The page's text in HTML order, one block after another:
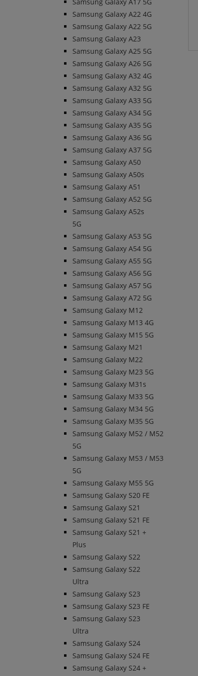
Samsung Galaxy A22 4G
Samsung Galaxy A22 5G
Samsung Galaxy A23
Samsung Galaxy A25 5G
Samsung Galaxy A26 5G
Samsung Galaxy A32 4G
Samsung Galaxy A32 5G
Samsung Galaxy A33 5G
Samsung Galaxy A34 5G
Samsung Galaxy A35 5G
Samsung Galaxy A36 5G
Samsung Galaxy A37 5G
Samsung Galaxy A50
Samsung Galaxy A50s
Samsung Galaxy A51
Samsung Galaxy A52 5G
Samsung Galaxy A52s
5G
Samsung Galaxy A53 5G
Samsung Galaxy A54 5G
Samsung Galaxy A55 5G
Samsung Galaxy A56 5G
Samsung Galaxy A57 5G
Samsung Galaxy A72 5G
Samsung Galaxy M12
Samsung Galaxy M13 4G
Samsung Galaxy M15 5G
Samsung Galaxy M21
Samsung Galaxy M22
Samsung Galaxy M23 5G
Samsung Galaxy M31s
Samsung Galaxy M33 5G
Samsung Galaxy M34 5G
Samsung Galaxy M35 5G
Samsung Galaxy M52 / M52
5G
Samsung Galaxy M53 / M53
5G
Samsung Galaxy M55 5G
Samsung Galaxy S20 FE
Samsung Galaxy S21
Samsung Galaxy S21 FE
Samsung Galaxy S21 +
Plus
Samsung Galaxy S22
Samsung Galaxy S22
Ultra
Samsung Galaxy S23
Samsung Galaxy S23 FE
Samsung Galaxy S23
Ultra
Samsung Galaxy S24
Samsung Galaxy S24 FE
Samsung Galaxy S24 +